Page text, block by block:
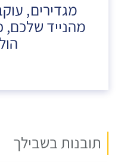
מגדירים,
מהנייד שלכם,
תובנות בשבילך